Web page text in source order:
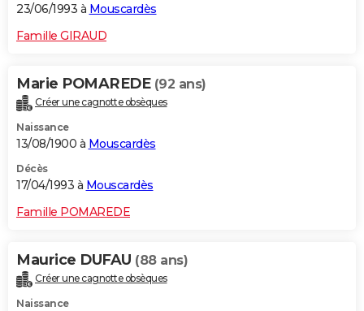
23/06/1993 à Mouscardès
Famille GIRAUD
Marie POMAREDE (92 ans)
Créer une cagnotte obsèques
Naissance
13/08/1900 à Mouscardès
Décès
17/04/1993 à Mouscardès
Famille POMAREDE
Maurice DUFAU (88 ans)
Créer une cagnotte obsèques
Naissance